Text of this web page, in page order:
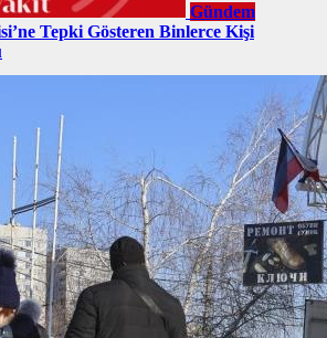
Gündem
Tepki Gösteren Binlerce Kişi